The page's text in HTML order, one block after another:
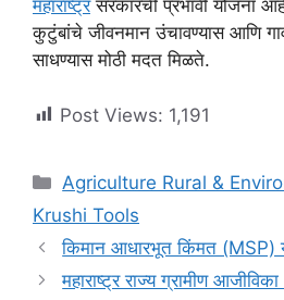
महाराष्ट्रसरकारची प्रभावी योजना
कुटुंबांचे जीवनमान उंचावण्यास आणि
साधण्यास मोठी मदत मिळते.
Post Views: 1,191
Categories
Agriculture Rural &
Krushi Tools
किमान आधारभूत किंमत (MSP)
महाराष्ट्र राज्य ग्रामीण